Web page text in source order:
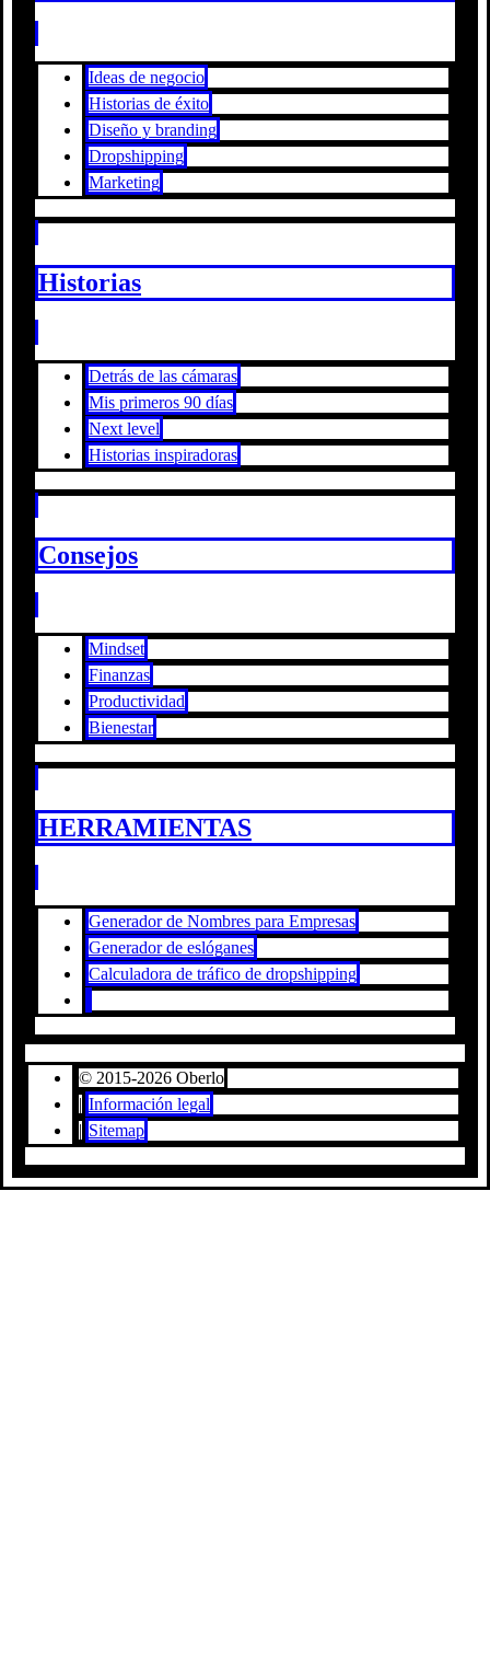
Ideas de negocio
Historias de éxito
Diseño y branding
Dropshipping
Marketing
Historias
Detrás de las cámaras
Mis primeros 90 días
Next level
Historias inspiradoras
Consejos
Mindset
Finanzas
Productividad
Bienestar
HERRAMIENTAS
Generador de Nombres para Empresas
Generador de eslóganes
Calculadora de tráfico de dropshipping
© 2015-2026 Oberlo
| Información legal
| Sitemap